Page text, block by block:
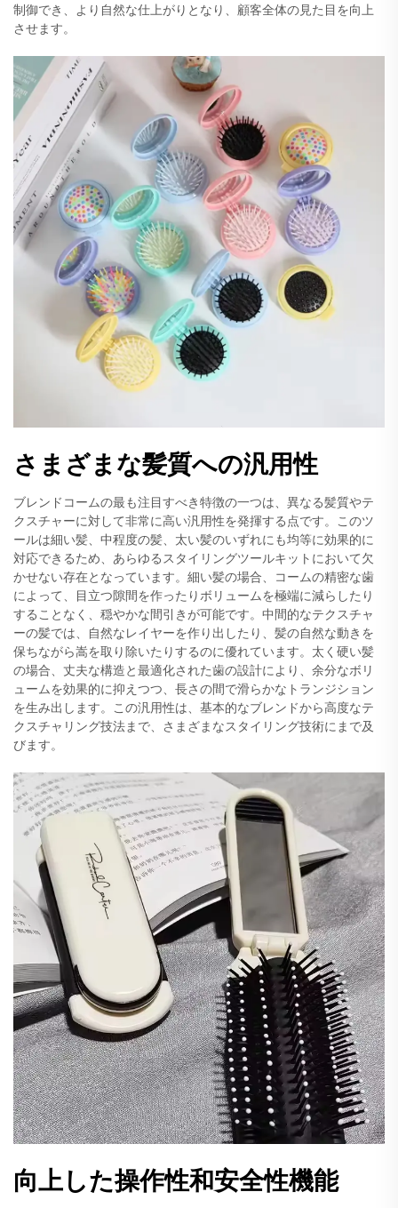
制御でき、より自然な仕上がりとなり、顧客全体の見た目を向上
させます。
さまざまな髪質への汎用性
ブレンドコームの最も注目すべき特徴の一つは、異なる髪質やテ
クスチャーに対して非常に高い汎用性を発揮する点です。このツ
ールは細い髪、中程度の髪、太い髪のいずれにも均等に効果的に
対応できるため、あらゆるスタイリングツールキットにおいて欠
かせない存在となっています。細い髪の場合、コームの精密な歯
によって、目立つ隙間を作ったりボリュームを極端に減らしたり
することなく、穏やかな間引きが可能です。中間的なテクスチャ
ーの髪では、自然なレイヤーを作り出したり、髪の自然な動きを
保ちながら嵩を取り除いたりするのに優れています。太く硬い髪
の場合、丈夫な構造と最適化された歯の設計により、余分なボリ
ュームを効果的に抑えつつ、長さの間で滑らかなトランジション
を生み出します。この汎用性は、基本的なブレンドから高度なテ
クスチャリング技法まで、さまざまなスタイリング技術にまで及
びます。
向上した操作性和安全性機能